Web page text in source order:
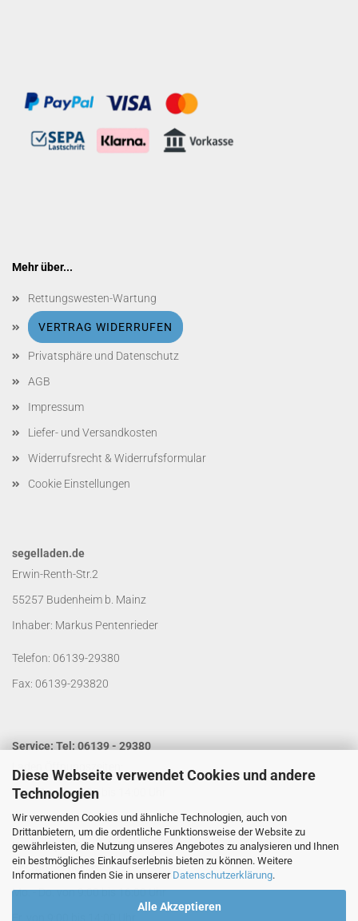
Diese Webseite verwendet Cookies und andere
Technologien
Wir verwenden Cookies und ähnliche Technologien, auch von
Drittanbietern, um die ordentliche Funktionsweise der Website zu
gewährleisten, die Nutzung unseres Angebotes zu analysieren und Ihnen
ein bestmögliches Einkaufserlebnis bieten zu können. Weitere
Informationen finden Sie in unserer Datenschutzerklärung.
Alle Akzeptieren
Mehr über...
Rettungswesten-Wartung
VERTRAG WIDERRUFEN
Privatsphäre und Datenschutz
AGB
Impressum
Liefer- und Versandkosten
Widerrufsrecht & Widerrufsformular
Cookie Einstellungen
segelladen.de
Erwin-Renth-Str.2
55257 Budenheim b. Mainz
Inhaber: Markus Pentenrieder
Telefon: 06139-29380
Fax: 06139-293820
Service: Tel: 06139 - 29380
Laden Öffnungszeiten:
Mo. - Do. von 9:00 bis 14:00 Uhr
Fr. von 9:00 bis 13:00 Uhr
Kontakt per Email:info@segelladen.de
Telefon Servicezeiten:
Mo. - Do. von 9:00 bis 16:00 Uhr